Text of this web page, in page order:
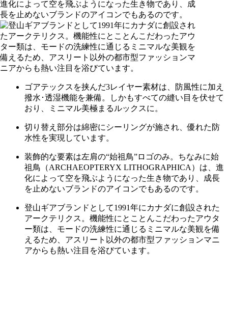
ゴアテックスを挟んだ3レイヤー素材は、防風性に加え
撥水･透湿機能を兼備。しかもすべての縫い目を伏せて
おり、ミニマル美極まるルックスに。
切り替え部分は綿密にシーリングが施され、優れた防
水性を実現しています。
装飾的な要素は左肩の“始祖鳥”ロゴのみ。ちなみに始
祖鳥（ARCHAEOPTERYX LITHOGRAPHICA）は、進
化によって空を飛ぶようになった生き物であり、成長
を止めないブランドのアイコンでもあるのです。
登山ギアブランドとして1991年にカナダに創設された
アークテリクス。機能性にとことんこだわったアウタ
ー類は、モードの洗練性に通じるミニマルな美観を備
えるため、アスリート以外の都市型ファッションマニ
アからも熱い注目を浴びています。